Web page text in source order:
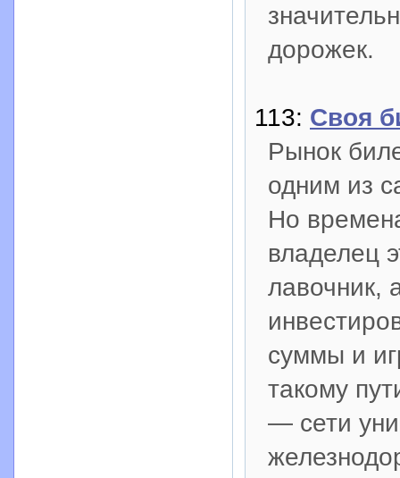
дорожек.
113: Своя
Рынок
одним из
Но
владелец
лавочник,
суммы и
такому
— сети